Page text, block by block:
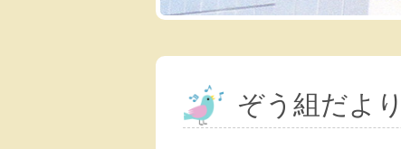
ぞう組だよ